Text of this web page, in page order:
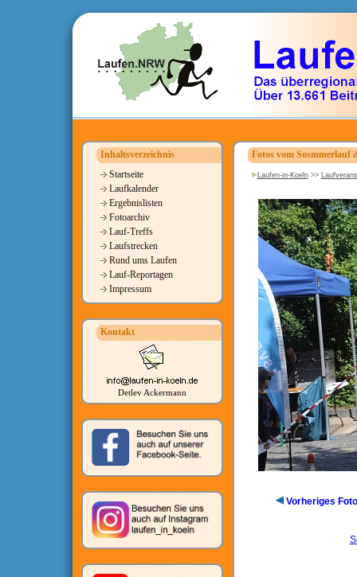
Inhaltsverzeichnis
Startseite
Laufkalender
Ergebnislisten
Fotoarchiv
Lauf-Treffs
Laufstrecken
Rund ums Laufen
Lauf-Reportagen
Impressum
Kontakt
Detlev Ackermann
Fotos vom Sosmmerlauf
Laufen-in-Koeln>>
Vorheriges Foto